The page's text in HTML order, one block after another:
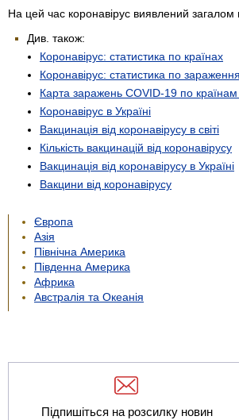
На цей час коронавірус виявлений загалом
Див. також:
Коронавірус: статистика по країнах
Коронавірус: статистика по
Карта заражень COVID-19 по країнам
Коронавірус в Україні
Вакцинація від коронавірусу в світі
Кількість вакцинацій від коронавірусу
Вакцинація від коронавірусу в Україні
Вакцини від коронавірусу
Європа
Азія
Північна Америка
Південна Америка
Африка
Австралія та Океанія
Підпишіться на розсилку новин